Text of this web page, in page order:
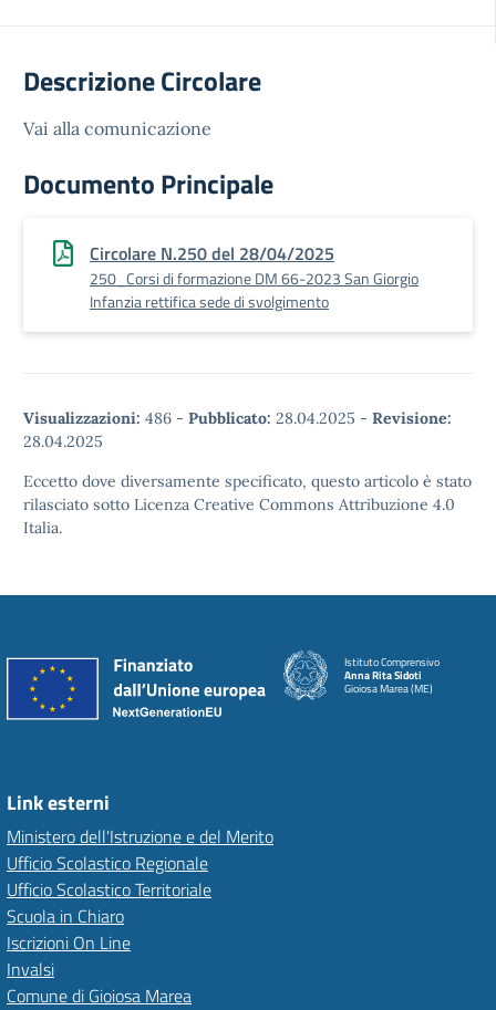
Descrizione Circolare
Vai alla comunicazione
Documento Principale
Circolare N.250 del 28/04/2025
250_Corsi di formazione DM 66-2023 San Giorgio
Infanzia rettifica sede di svolgimento
Visualizzazioni: 486 - Pubblicato: 28.04.2025 - Revisione:
28.04.2025
Eccetto dove diversamente specificato, questo articolo è stato
rilasciato sotto Licenza Creative Commons Attribuzione 4.0
Italia.
Istituto Comprensivo
Anna Rita Sidoti
Gioiosa Marea (ME)
Link esterni
Ministero dell'Istruzione e del Merito
Ufficio Scolastico Regionale
Ufficio Scolastico Territoriale
Scuola in Chiaro
Iscrizioni On Line
Invalsi
Comune di Gioiosa Marea